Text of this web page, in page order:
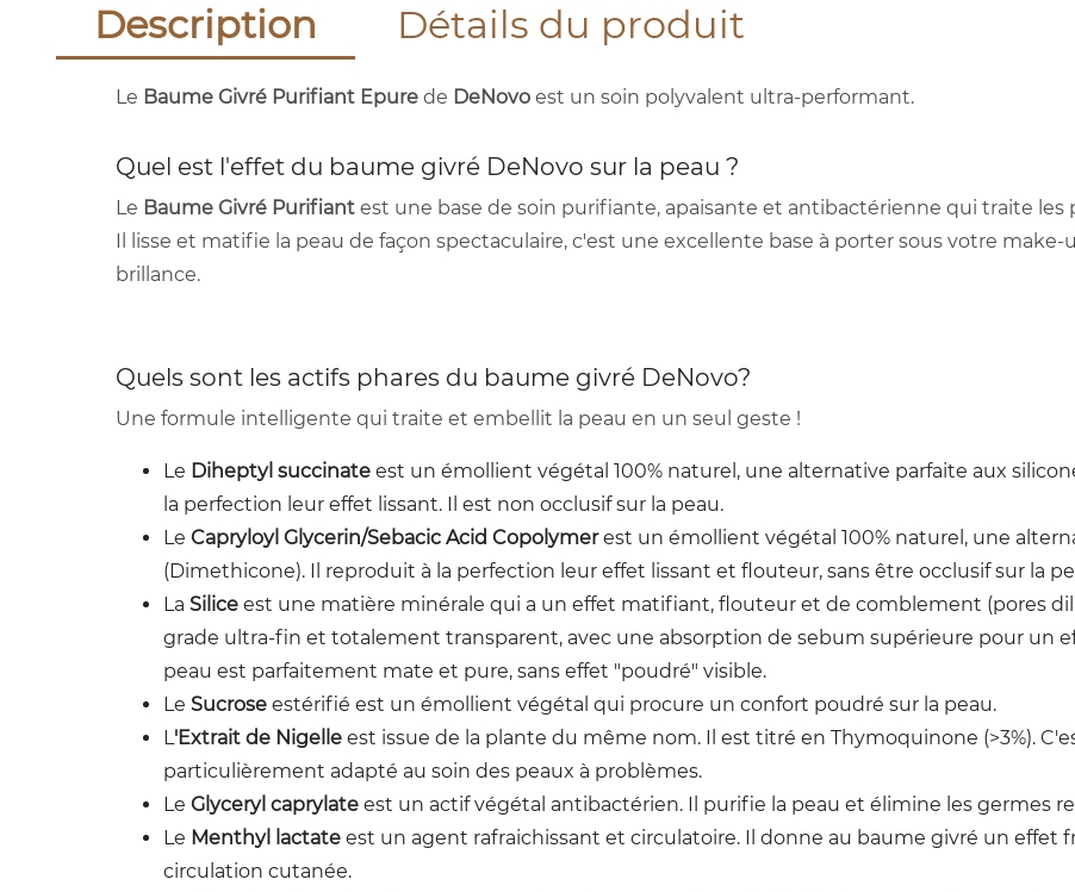
Description Détails du produit
Le Baume Givré Purifiant Epure de DeNovo est un soin polyvalent ultra-performant.
Quel est l'effet du baume givré DeNovo sur la peau ?
Le Baume Givré Purifiant est une base de soin purifiante, apaisante et antibactérienne qui traite les
Il lisse et matifie la peau de façon spectaculaire, c'est une excellente base à porter sous votre
brillance.
Quels sont les actifs phares du baume givré DeNovo?
Une formule intelligente qui traite et embellit la peau en un seul geste !
Le Diheptyl succinate est un émollient végétal 100% naturel, une alternative parfaite aux
la perfection leur effet lissant. Il est non occlusif sur la peau.
Le Capryloyl Glycerin/Sebacic Acid Copolymerest un émollient végétal 100% naturel, une
(Dimethicone). Il reproduit à la perfection leur effet lissant et flouteur, sans être occlusif sur la
La Silice est une matière minérale qui a un effet matifiant, flouteur et de comblement (pores
grade ultra-fin et totalement transparent, avec une absorption de sebum supérieure pour un
peau est parfaitement mate et pure, sans effet "poudré" visible.
Le Sucrose estérifié est un émollient végétal qui procure un confort poudré sur la peau.
L'Extrait de Nigelle est issue de la plante du même nom. Il est titré en Thymoquinone (>3%).
particulièrement adapté au soin des peaux à problèmes.
Le Glyceryl caprylate est un actif végétal antibactérien. Il purifie la peau et élimine les germes
Le Menthyl lactate est un agent rafraichissant et circulatoire. Il donne au baume givré un effet
circulation cutanée.